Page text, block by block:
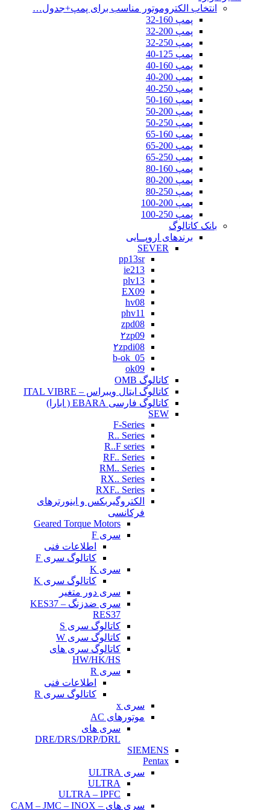
انتخاب الکتروموتور مناسب برای پمپ+جدول…
پمپ 160-32
پمپ 200-32
پمپ 250-32
پمپ 125-40
پمپ 160-40
پمپ 200-40
پمپ 250-40
پمپ 160-50
پمپ 200-50
پمپ 250-50
پمپ 160-65
پمپ 200-65
پمپ 250-65
پمپ 160-80
پمپ 200-80
پمپ 250-80
پمپ 200-100
پمپ 250-100
بانک کاتالوگ
برندهای اروپــایی
SEVER
pp13sr
ie213
plv13
EX09
hv08
phv11
zpd08
۲zp09
۲zpdi08
b-ok_05
ok09
کاتالوگ OMB
کاتالوگ ایتال ویبراس – ITAL VIBRE
کاتالوگ فارسی EBARA ( ابارا)
SEW
F-Series
R.. Series
R..F series
RF.. Series
RM.. Series
RX.. Series
RXF.. Series
الکتروگیربکس و اینورترهای
فرکانسی
Geared Torque Motors
سری F
اطلاعات فنی
کاتالوگ سری F
سری K
کاتالوگ سری K
سری دور متغیر
سری ضدزنگ KES37 –
RES37
کاتالوگ سری S
کاتالوگ سری W
کاتالوگ سری های
HW/HK/HS
سری R
اطلاعات فنی
کاتالوگ سری R
سری x
موتورهای AC
سری های
DRE/DRS/DRP/DRL
SIEMENS
Pentax
سری ULTRA
ULTRA
ULTRA – IPFC
سری های CAM – JMC – INOX –